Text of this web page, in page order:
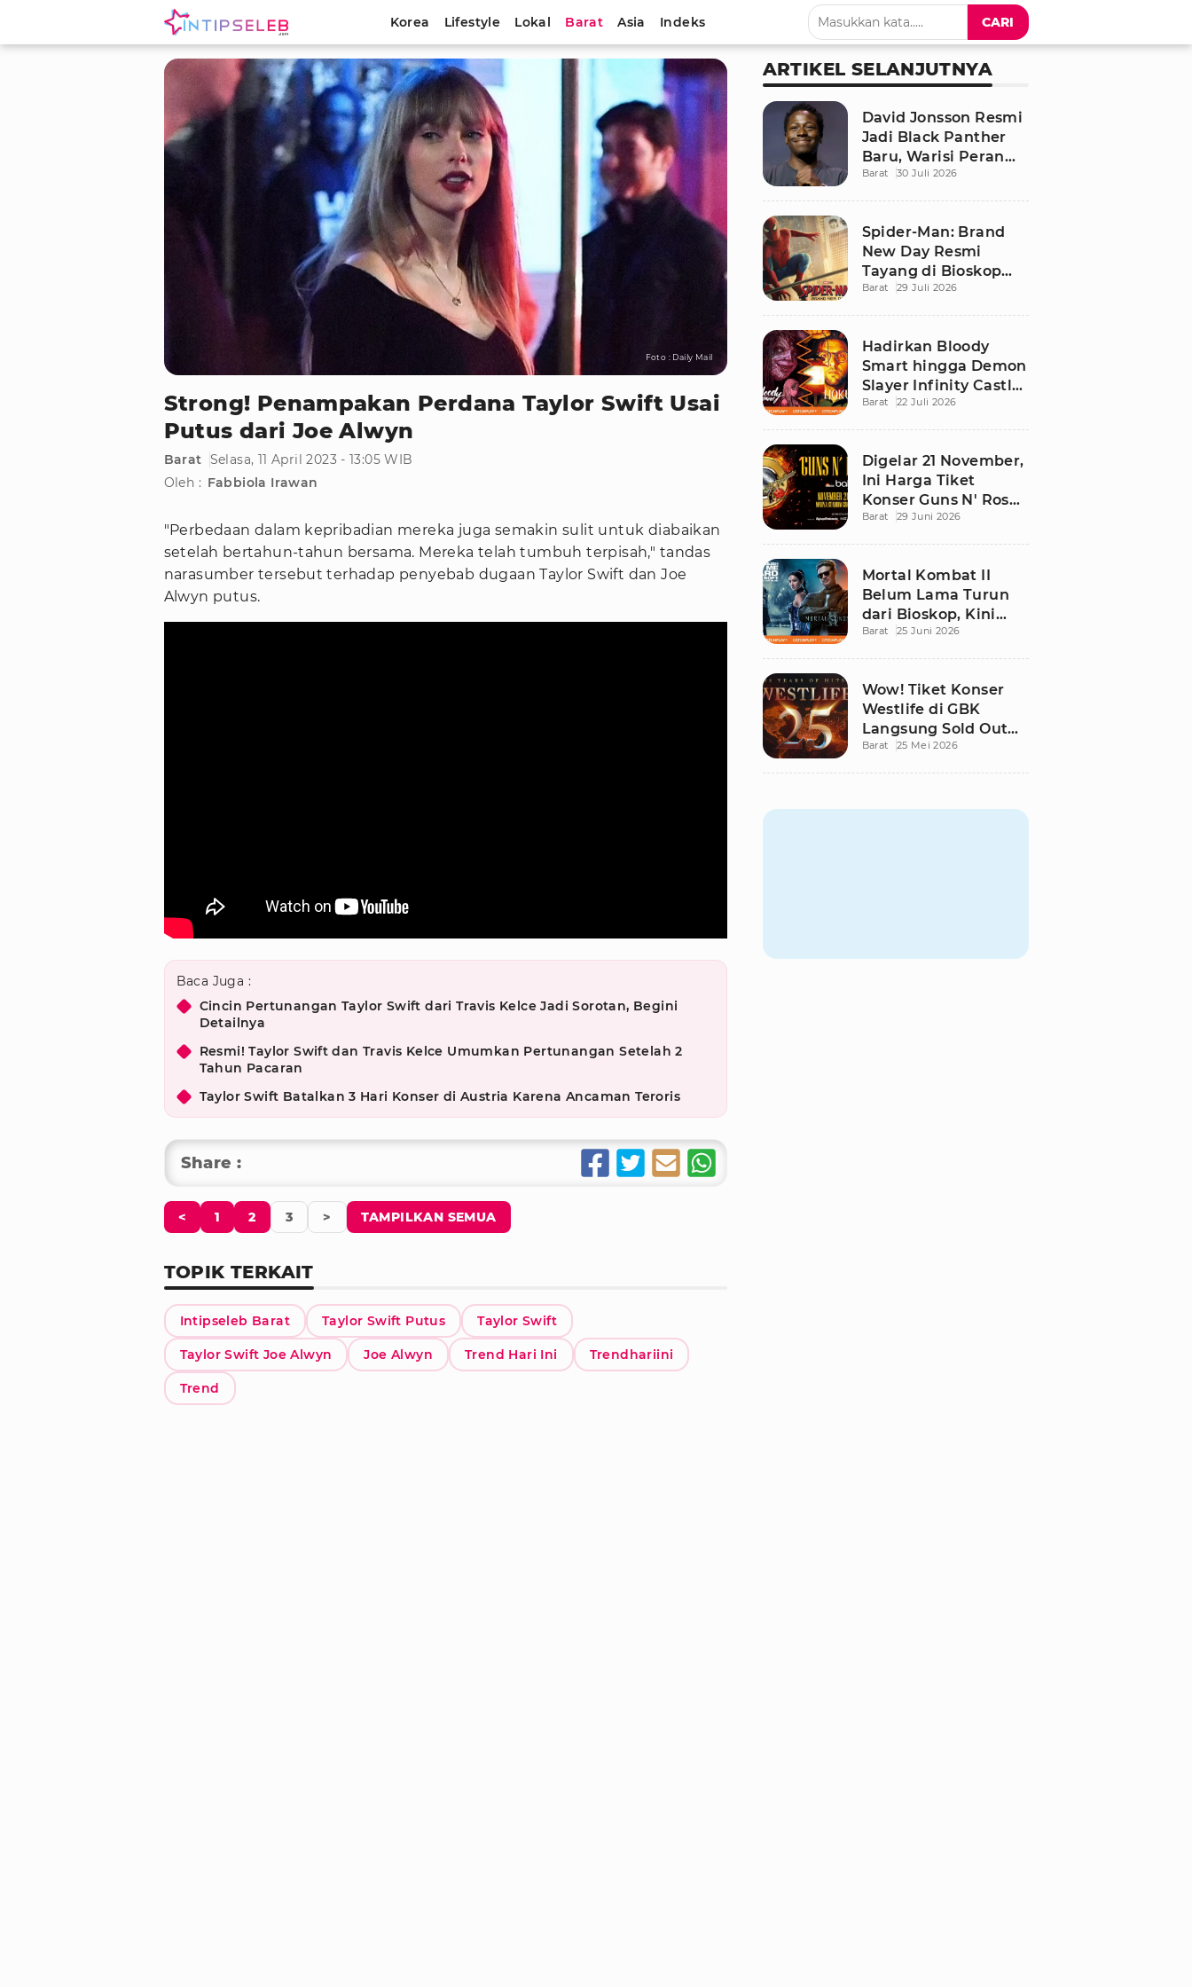
Korea Lifestyle Lokal Barat Asia Indeks CARI
Foto : Daily Mail
Strong! Penampakan Perdana Taylor Swift Usai
Putus dari Joe Alwyn
Barat Selasa, 11 April 2023 - 13:05 WIB
Oleh : Fabbiola Irawan
"Perbedaan dalam kepribadian mereka juga semakin sulit untuk diabaikan
setelah bertahun-tahun bersama. Mereka telah tumbuh terpisah," tandas
narasumber tersebut terhadap penyebab dugaan Taylor Swift dan Joe
Alwyn putus.
Baca Juga :
Cincin Pertunangan Taylor Swift dari Travis Kelce Jadi Sorotan, Begini
Detailnya
Resmi! Taylor Swift dan Travis Kelce Umumkan Pertunangan Setelah 2
Tahun Pacaran
Taylor Swift Batalkan 3 Hari Konser di Austria Karena Ancaman Teroris
Share :
< 1 2 3 > TAMPILKAN SEMUA
TOPIK TERKAIT
Intipseleb Barat Taylor Swift Putus Taylor Swift
Taylor Swift Joe Alwyn Joe Alwyn Trend Hari Ini Trendhariini
Trend
ARTIKEL SELANJUTNYA
David Jonsson Resmi
Jadi Black Panther
Baru, Warisi Peran
T'Challa di Black
Barat 30 Juli 2026
Spider-Man: Brand
New Day Resmi
Tayang di Bioskop
Indonesia, Ini
Barat 29 Juli 2026
Hadirkan Bloody
Smart hingga Demon
Slayer Infinity Castle,
Ini Daftar Tontonan
Barat 22 Juli 2026
Digelar 21 November,
Ini Harga Tiket
Konser Guns N' Roses
di Stadion Madya
Barat 29 Juni 2026
Mortal Kombat II
Belum Lama Turun
dari Bioskop, Kini
Sudah Bisa Ditonton
Barat 25 Juni 2026
Wow! Tiket Konser
Westlife di GBK
Langsung Sold Out
Kurang dari 12 Jam
Barat 25 Mei 2026